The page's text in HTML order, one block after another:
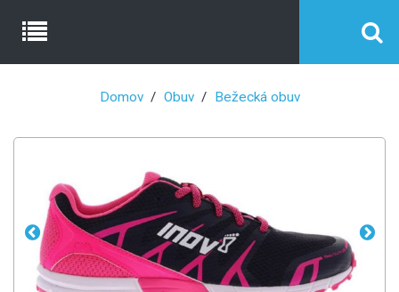
Domov Obuv Bežecká obuv